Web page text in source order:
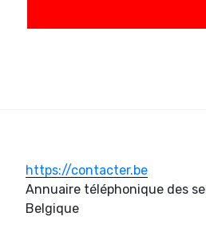
https://contacter.be
Annuaire téléphonique des
Belgique